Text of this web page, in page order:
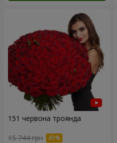
151 червона троянда
15 744 грн